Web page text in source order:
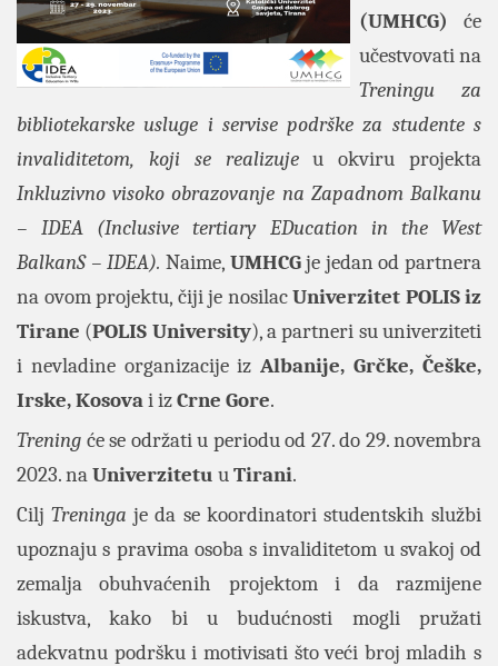
(UMHCG) će
učestvovati na
Treningu za
bibliotekarske usluge i servise podrške za studente s
invaliditetom, koji se realizujeu okviru projekta
Inkluzivno visoko obrazovanje na Zapadnom Balkanu
– IDEA (Inclusive tertiary EDucation in the West
BalkanS – IDEA). Naime, UMHCGje jedan od partnera
na ovom projektu, čiji je nosilacUniverzitet POLIS iz
Tirane (POLIS University), a partneri su univerziteti
i nevladine organizacije izAlbanije, Grčke, Češke,
Irske, Kosovai izCrne Gore.
Trening će se održati u periodu od 27. do 29. novembra
2023. naUniverzitetu uTirani.
CiljTreninga je da se koordinatori studentskih službi
upoznaju s pravima osoba s invaliditetom u svakoj od
zemalja obuhvaćenih projektom i da razmijene
iskustva, kako bi u budućnosti mogli pružati
adekvatnu podršku i motivisati što veći broj mladih s